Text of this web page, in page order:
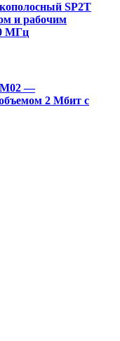
SP2T
и рабочим
МГц
—
2 Мбит с